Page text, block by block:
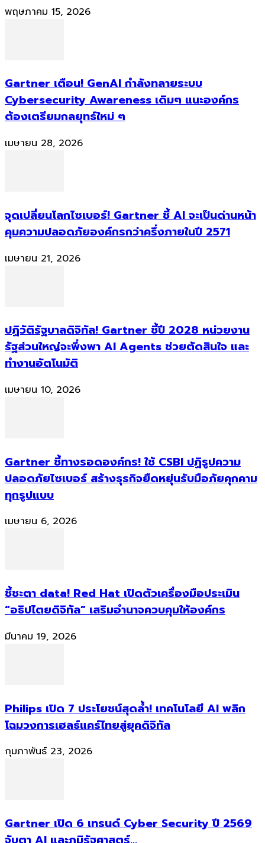
พฤษภาคม 15, 2026
Gartner เตือน! GenAI กำลังทลายระบบ
Cybersecurity Awareness เดิมๆ แนะองค์กร
ต้องเตรียมกลยุทธ์ใหม่ ๆ
เมษายน 28, 2026
จุดเปลี่ยนโลกไซเบอร์! Gartner ชี้ AI จะเป็นด่านหน้า
คุมความปลอดภัยองค์กรกว่าครึ่งภายในปี 2571
เมษายน 21, 2026
ปฏิวัติรัฐบาลดิจิทัล! Gartner ชี้ปี 2028 หน่วยงาน
รัฐส่วนใหญ่จะพึ่งพา AI Agents ช่วยตัดสินใจ และ
ทำงานอัตโนมัติ
เมษายน 10, 2026
Gartner ชี้ทางรอดองค์กร! ใช้ CSBI ปฏิรูปความ
ปลอดภัยไซเบอร์ สร้างธุรกิจยืดหยุ่นรับมือภัยคุกคาม
ทุกรูปแบบ
เมษายน 6, 2026
ชี้ชะตา data! Red Hat เปิดตัวเครื่องมือประเมิน
“อธิปไตยดิจิทัล” เสริมอำนาจควบคุมให้องค์กร
มีนาคม 19, 2026
Philips เปิด 7 ประโยชน์สุดล้ำ! เทคโนโลยี AI พลิก
โฉมวงการเฮลธ์แคร์ไทยสู่ยุคดิจิทัล
กุมภาพันธ์ 23, 2026
Gartner เปิด 6 เทรนด์ Cyber Security ปี 2569